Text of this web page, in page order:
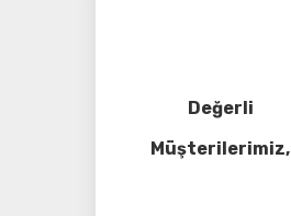
Değerli
Müşterilerimiz,